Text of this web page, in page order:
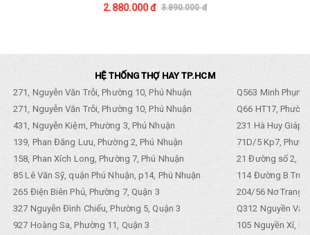
2.880.000 đ 3.890.000 đ
HỆ THỐNG THỢ HAY TP.HCM
271, Nguyễn Văn Trỗi, Phường 10, Phú Nhuận
Q563 Minh
271, Nguyễn Văn Trỗi, Phường 10, Phú Nhuận
Q66 HT17,
431, Nguyễn Kiệm, Phường 3, Phú Nhuận
231 Hà Huy Giáp,
139, Phan Đăng Lưu, Phường 2, Phú Nhuận
71D/5 Kp7,
158, Phan Xích Long, Phường 7, Phú Nhuận
21 Đường số 2,
85 Lê Văn Sỹ, quận Phú Nhuận, p14, Phú Nhuận
114 Đường B
265 Điện Biên Phủ, Phường 7, Quận 3
204/56 Nơ Trang
327 Nguyễn Đình Chiểu, Phường 5, Quận 3
Q312 Nguyền
927 Hoàng Sa, Phường 11, Quận 3
105 Nguyền Xí,